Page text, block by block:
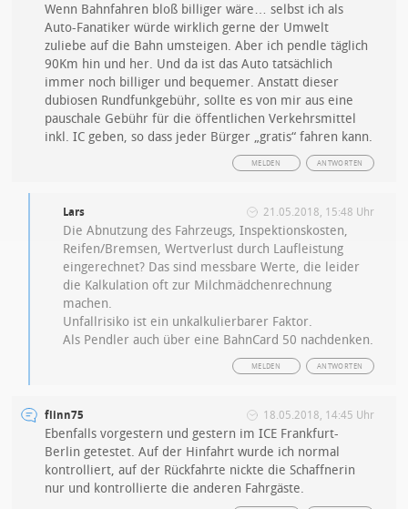
Wenn Bahnfahren bloß billiger wäre… selbst ich als
Auto-Fanatiker würde wirklich gerne der Umwelt
zuliebe auf die Bahn umsteigen. Aber ich pendle täglich
90Km hin und her. Und da ist das Auto tatsächlich
immer noch billiger und bequemer. Anstatt dieser
dubiosen Rundfunkgebühr, sollte es von mir aus eine
pauschale Gebühr für die öffentlichen Verkehrsmittel
inkl. IC geben, so dass jeder Bürger „gratis“ fahren kann.
ANTWORTEN
MELDEN
Lars 21.05.2018, 15:48 Uhr
Die Abnutzung des Fahrzeugs, Inspektionskosten,
Reifen/Bremsen, Wertverlust durch Laufleistung
eingerechnet? Das sind messbare Werte, die leider
die Kalkulation oft zur Milchmädchenrechnung
machen.
Unfallrisiko ist ein unkalkulierbarer Faktor.
Als Pendler auch über eine BahnCard 50 nachdenken.
ANTWORTEN
MELDEN
flinn75 18.05.2018, 14:45 Uhr
Ebenfalls vorgestern und gestern im ICE Frankfurt-
Berlin getestet. Auf der Hinfahrt wurde ich normal
kontrolliert, auf der Rückfahrte nickte die Schaffnerin
nur und kontrollierte die anderen Fahrgäste.